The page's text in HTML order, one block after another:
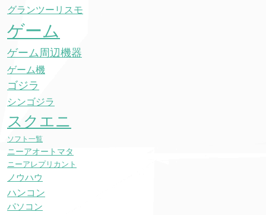
グランツーリスモ
ゲーム
ゲーム周辺機器
ゲーム機
ゴジラ
シンゴジラ
スクエニ
ソフト一覧
ニーアオートマタ
ニーアレプリカント
ノウハウ
ハンコン
パソコン